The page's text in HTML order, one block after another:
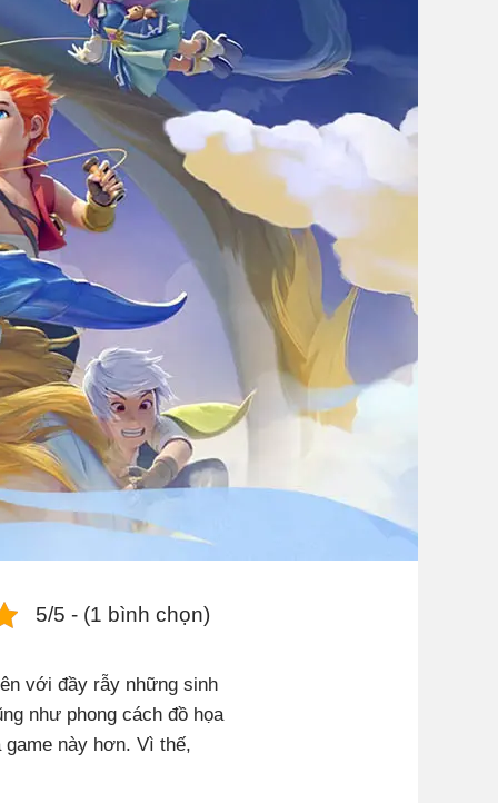
5/5 - (1 bình chọn)
với đầy rẫy những sinh
như phong cách đồ họa
này hơn. Vì thế,